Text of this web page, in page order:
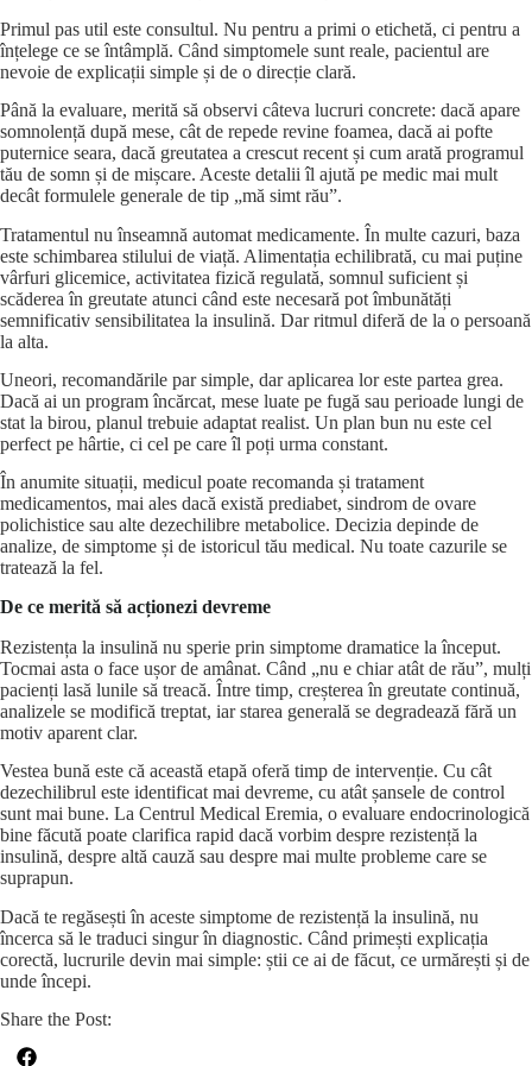
Primul pas util este consultul. Nu pentru a primi o etichetă, ci pentru a
înțelege ce se întâmplă. Când simptomele sunt reale, pacientul are
nevoie de explicații simple și de o direcție clară.
Până la evaluare, merită să observi câteva lucruri concrete: dacă apare
somnolență după mese, cât de repede revine foamea, dacă ai pofte
puternice seara, dacă greutatea a crescut recent și cum arată programul
tău de somn și de mișcare. Aceste detalii îl ajută pe medic mai mult
decât formulele generale de tip „mă simt rău”.
Tratamentul nu înseamnă automat medicamente. În multe cazuri, baza
este schimbarea stilului de viață. Alimentația echilibrată, cu mai puține
vârfuri glicemice, activitatea fizică regulată, somnul suficient și
scăderea în greutate atunci când este necesară pot îmbunătăți
semnificativ sensibilitatea la insulină. Dar ritmul diferă de la o persoană
la alta.
Uneori, recomandările par simple, dar aplicarea lor este partea grea.
Dacă ai un program încărcat, mese luate pe fugă sau perioade lungi de
stat la birou, planul trebuie adaptat realist. Un plan bun nu este cel
perfect pe hârtie, ci cel pe care îl poți urma constant.
În anumite situații, medicul poate recomanda și tratament
medicamentos, mai ales dacă există prediabet, sindrom de ovare
polichistice sau alte dezechilibre metabolice. Decizia depinde de
analize, de simptome și de istoricul tău medical. Nu toate cazurile se
tratează la fel.
De ce merită să acționezi devreme
Rezistența la insulină nu sperie prin simptome dramatice la început.
Tocmai asta o face ușor de amânat. Când „nu e chiar atât de rău”, mulți
pacienți lasă lunile să treacă. Între timp, creșterea în greutate continuă,
analizele se modifică treptat, iar starea generală se degradează fără un
motiv aparent clar.
Vestea bună este că această etapă oferă timp de intervenție. Cu cât
dezechilibrul este identificat mai devreme, cu atât șansele de control
sunt mai bune. La Centrul Medical Eremia, o evaluare endocrinologică
bine făcută poate clarifica rapid dacă vorbim despre rezistență la
insulină, despre altă cauză sau despre mai multe probleme care se
suprapun.
Dacă te regăsești în aceste simptome de rezistență la insulină, nu
încerca să le traduci singur în diagnostic. Când primești explicația
corectă, lucrurile devin mai simple: știi ce ai de făcut, ce urmărești și de
unde începi.
Share the Post: